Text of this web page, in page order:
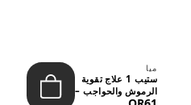
ميا
ستيب 1 علاج تقوية
الرموش والحواجب –
12 مل